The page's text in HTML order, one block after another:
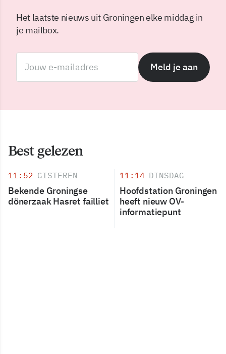
Het laatste nieuws uit Groningen elke middag in
je mailbox.
Meld je aan
Best gelezen
11:52 GISTEREN
Bekende Groningse
dönerzaak Hasret failliet
11:14 DINSDAG
Hoofdstation Groningen
heeft nieuw OV-
informatiepunt